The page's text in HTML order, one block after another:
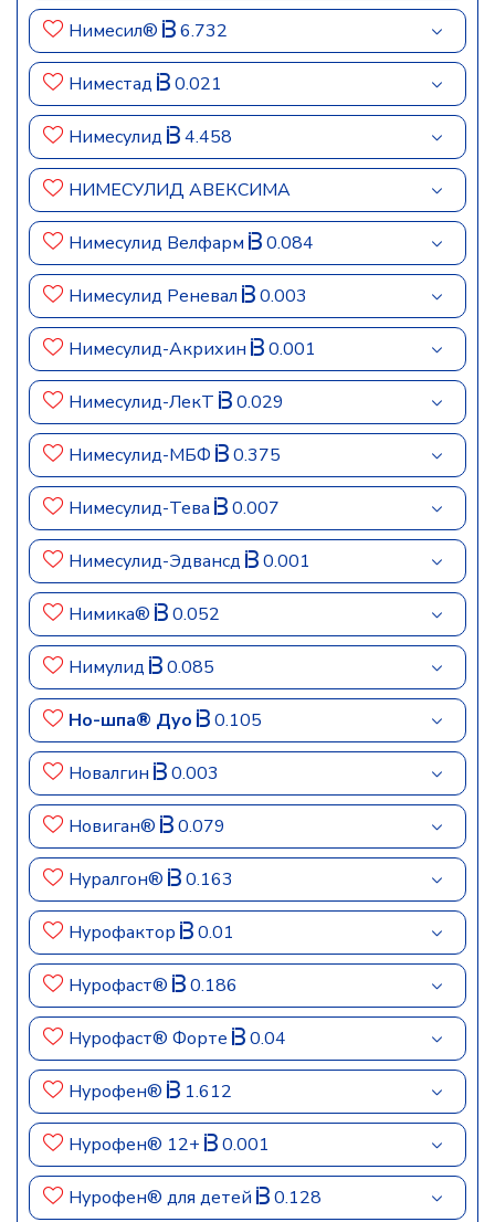
Нимесил® 6.732
Ниместад 0.021
Нимесулид 4.458
НИМЕСУЛИД АВЕКСИМА
Нимесулид Велфарм 0.084
Нимесулид Реневал 0.003
Нимесулид-Акрихин 0.001
Нимесулид-ЛекТ 0.029
Нимесулид-МБФ 0.375
Нимесулид-Тева 0.007
Нимесулид-Эдвансд 0.001
Нимика® 0.052
Нимулид 0.085
Но-шпа® Дуо 0.105
Новалгин 0.003
Новиган® 0.079
Нуралгон® 0.163
Нурофактор 0.01
Нурофаст® 0.186
Нурофаст® Форте 0.04
Нурофен® 1.612
Нурофен® 12+ 0.001
Нурофен® для детей 0.128